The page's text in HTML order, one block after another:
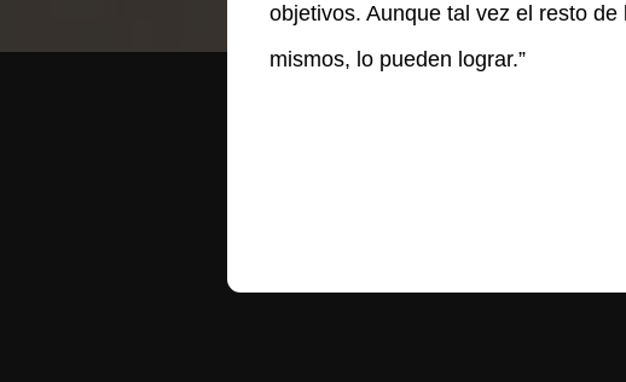
objetivos. Aunque tal vez el resto
mismos, lo pueden lograr.”